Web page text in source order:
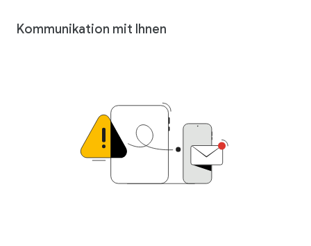
Kommunikation mit Ihnen